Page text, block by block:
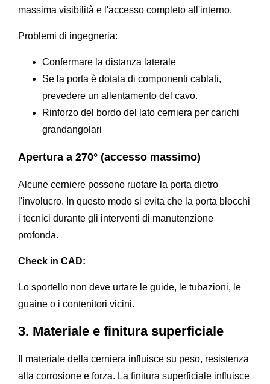
massima visibilità e l'accesso completo all'interno.
Problemi di ingegneria:
Confermare la distanza laterale
Se la porta è dotata di componenti cablati,
prevedere un allentamento del cavo.
Rinforzo del bordo del lato cerniera per carichi
grandangolari
Apertura a 270° (accesso massimo)
Alcune cerniere possono ruotare la porta dietro
l'involucro. In questo modo si evita che la porta blocchi
i tecnici durante gli interventi di manutenzione
profonda.
Check in CAD:
Lo sportello non deve urtare le guide, le tubazioni, le
guaine o i contenitori vicini.
3. Materiale e finitura superficiale
Il materiale della cerniera influisce su peso, resistenza
alla corrosione e forza. La finitura superficiale influisce